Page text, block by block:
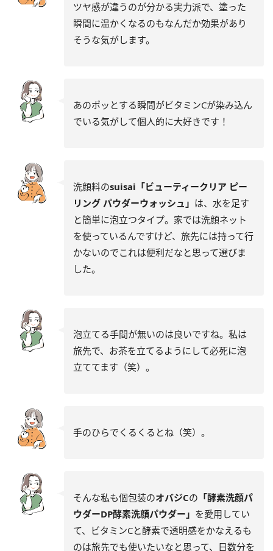
ツヤ感が違うのが分かる実力派で、塗った
瞬間に温かくなるのもなんだか効果があり
そうな気がします。
あのポッとする瞬間がビタミンCが染み込ん
でいる気がして個人的に大好きです！
洗顔料のsuisai「ビューティークリア ピー
リング パウダーウォッシュ」 は、水を足す
と簡単に泡立つタイプ。家では洗顔ネット
を使っているんですけど、旅先には持って行
かないのでこれは便利だなと思って選びま
した。
泡立てる手間が無いのは良いですね。私は
旅先で、お茶を立てるようにして必死に泡
立ててます（笑）。
手のひらでくるくるとね（笑）。
そんな私も個包装のオバジCの 「酵素洗顔パ
ウダーDP酵素洗顔パウダー」 を愛用してい
て、ビタミンCと酵素で透明感をかなえるも
のは旅先でも使いたいなと思って、日数分を